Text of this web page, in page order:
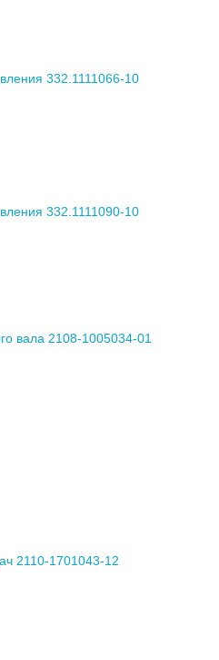
332.1111066-10
332.1111090-10
вала 2108-1005034-01
2110-1701043-12